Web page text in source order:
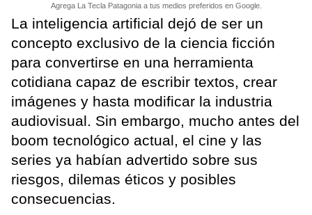
Agrega La Tecla Patagonia a tus medios preferidos en Google.
La inteligencia artificial dejó de ser un
concepto exclusivo de la ciencia ficción
para convertirse en una herramienta
cotidiana capaz de escribir textos, crear
imágenes y hasta modificar la industria
audiovisual. Sin embargo, mucho antes del
boom tecnológico actual, el cine y las
series ya habían advertido sobre sus
riesgos, dilemas éticos y posibles
consecuencias.